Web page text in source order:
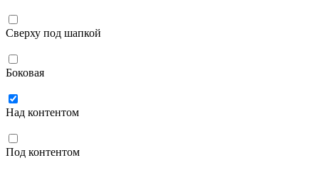
Сверху под шапкой
Боковая
Над контентом
Под контентом